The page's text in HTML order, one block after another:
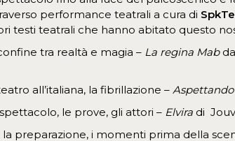
performance teatrali a cura di
testi teatrali che hanno abitato questo
tra realtà e magia – La regina Mabda
all’italiana, la fibrillazione –
le prove, gli attori – Elvira di
la preparazione, i momenti prima della